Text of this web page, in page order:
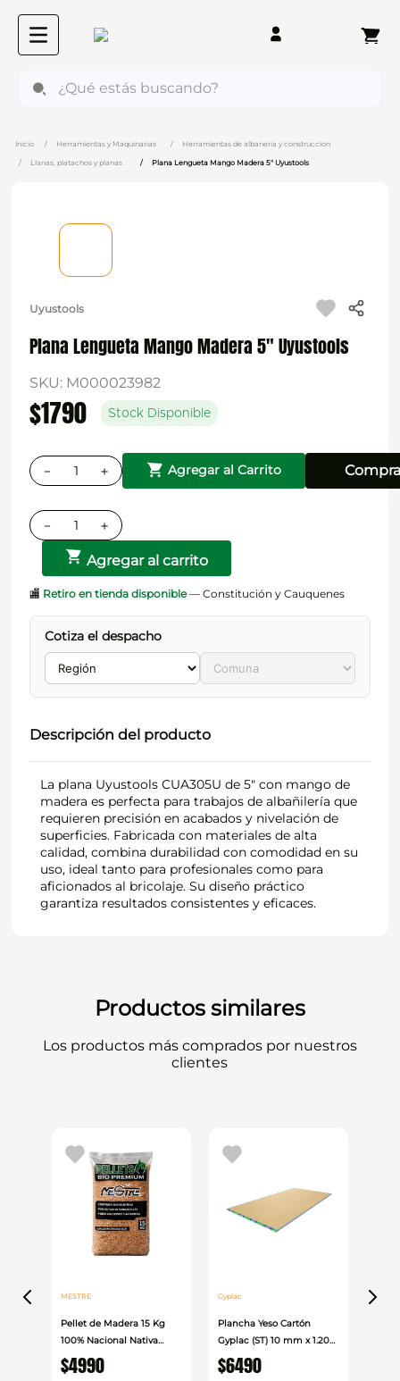
Herramientas y Maquinarias Herramientas de albaneria y construccion
Llanas, platachos y planas Plana Lengueta Mango Madera 5" Uyustools
Uyustools
Plana Lengueta Mango Madera 5" Uyustools
SKU: M000023982
$1790 Stock Disponible
＋
－ Agregar al Carrito
＋
－
Agregar al carrito
🏬 Retiro en tienda disponible— Constitución y Cauquenes
Cotiza el despacho
Descripción del producto
La plana Uyustools CUA305U de 5" con mango de
madera es perfecta para trabajos de albañilería que
requieren precisión en acabados y nivelación de
superficies. Fabricada con materiales de alta
calidad, combina durabilidad con comodidad en su
uso, ideal tanto para profesionales como para
aficionados al bricolaje. Su diseño práctico
garantiza resultados consistentes y eficaces.
Productos similares
Los productos más comprados por nuestros
clientes
MESTRE
Pellet de Madera 15 Kg
100% Nacional Nativa
Mestre
$4990
Gyplac
Plancha Yeso Cartón
Gyplac (ST) 10 mm x 1.20
cm x 2.40cm
$6490